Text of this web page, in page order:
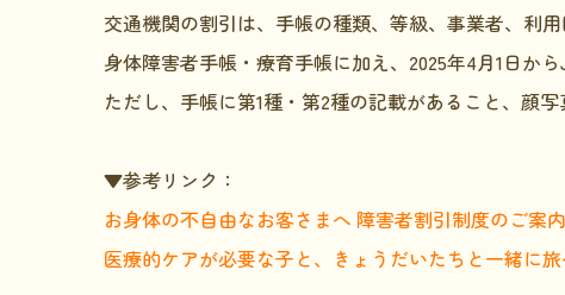
交通機関の割引は、手帳の種類、等級、事業者、利用
身体障害者手帳・療育手帳に加え、2025年4月1日か
ただし、手帳に第1種・第2種の記載があること、顔
▼参考リンク：
お身体の不自由なお客さまへ 障害者割引制度のご案内
医療的ケアが必要な子と、きょうだいたちと一緒に